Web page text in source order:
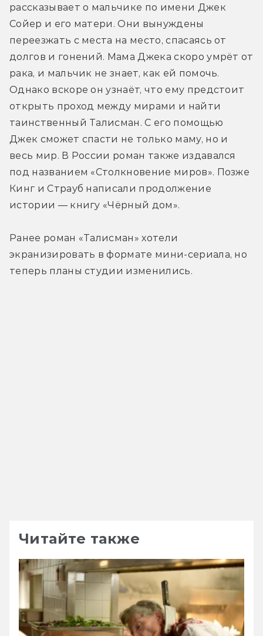
рассказывает о мальчике по имени Джек
Сойер и его матери. Они вынуждены
переезжать с места на место, спасаясь от
долгов и гонений. Мама Джека скоро умрёт от
рака, и мальчик не знает, как ей помочь.
Однако вскоре он узнаёт, что ему предстоит
открыть проход между мирами и найти
таинственный Талисман. С его помощью
Джек сможет спасти не только маму, но и
весь мир. В России роман также издавался
под названием «Столкновение миров». Позже
Кинг и Страуб написали продолжение
истории — книгу «Чёрный дом».
Ранее роман «Талисман» хотели
экранизировать в формате мини-сериала, но
теперь планы студии изменились.
Читайте также